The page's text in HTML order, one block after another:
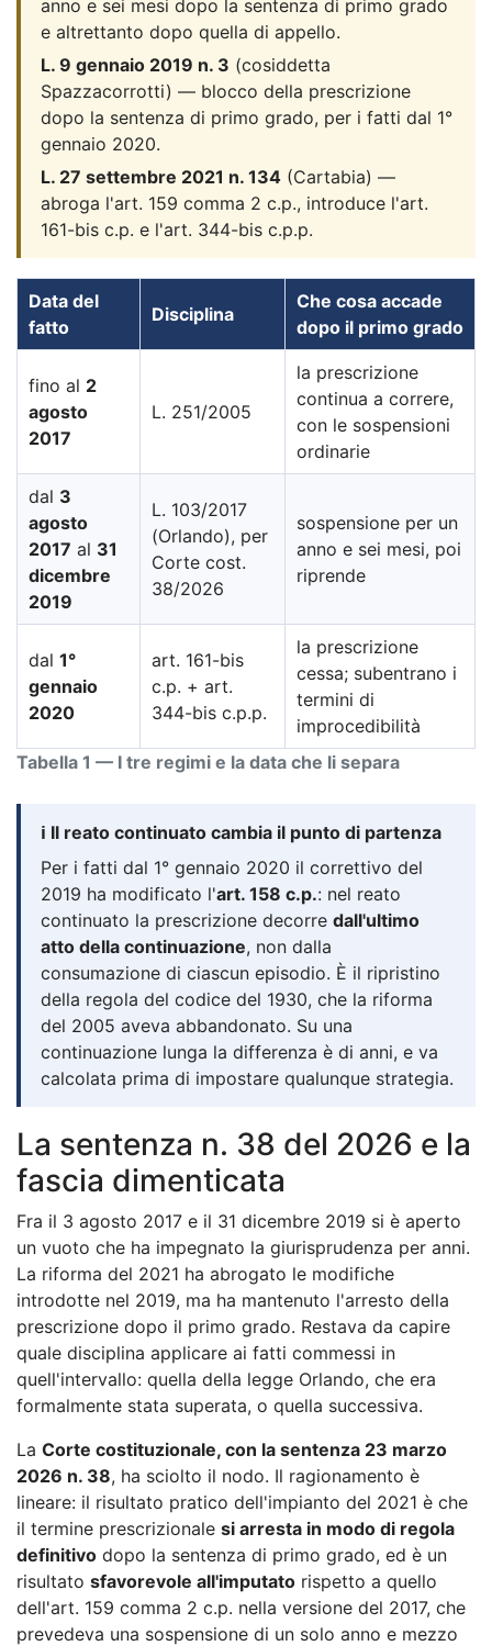
anno e sei mesi dopo la sentenza di primo grado
e altrettanto dopo quella di appello.
L. 9 gennaio 2019 n. 3 (cosiddetta
Spazzacorrotti) — blocco della prescrizione
dopo la sentenza di primo grado, per i fatti dal 1°
gennaio 2020.
L. 27 settembre 2021 n. 134 (Cartabia) —
abroga l'art. 159 comma 2 c.p., introduce l'art.
161-bis c.p. e l'art. 344-bis c.p.p.
Tabella 1 — I tre regimi e la data che li separa
Data del
fatto
Disciplina
Che cosa accade
dopo il primo grado
fino al 2
agosto
2017
L. 251/2005
la prescrizione
continua a correre,
con le sospensioni
ordinarie
dal 3
agosto
2017 al 31
dicembre
2019
L. 103/2017
(Orlando), per
Corte cost.
38/2026
sospensione per un
anno e sei mesi, poi
riprende
dal 1°
gennaio
2020
art. 161-bis
c.p. + art.
344-bis c.p.p.
la prescrizione
cessa; subentrano i
termini di
improcedibilità
ℹ️ Il reato continuato cambia il punto di partenza
Per i fatti dal 1° gennaio 2020 il correttivo del
2019 ha modificato l'art. 158 c.p.: nel reato
continuato la prescrizione decorre dall'ultimo
atto della continuazione, non dalla
consumazione di ciascun episodio. È il ripristino
della regola del codice del 1930, che la riforma
del 2005 aveva abbandonato. Su una
continuazione lunga la differenza è di anni, e va
calcolata prima di impostare qualunque strategia.
La sentenza n. 38 del 2026 e la
fascia dimenticata
Fra il 3 agosto 2017 e il 31 dicembre 2019 si è aperto
un vuoto che ha impegnato la giurisprudenza per anni.
La riforma del 2021 ha abrogato le modifiche
introdotte nel 2019, ma ha mantenuto l'arresto della
prescrizione dopo il primo grado. Restava da capire
quale disciplina applicare ai fatti commessi in
quell'intervallo: quella della legge Orlando, che era
formalmente stata superata, o quella successiva.
La Corte costituzionale, con la sentenza 23 marzo
2026 n. 38, ha sciolto il nodo. Il ragionamento è
lineare: il risultato pratico dell'impianto del 2021 è che
il termine prescrizionale si arresta in modo di regola
definitivo dopo la sentenza di primo grado, ed è un
risultato sfavorevole all'imputato rispetto a quello
dell'art. 159 comma 2 c.p. nella versione del 2017, che
prevedeva una sospensione di un solo anno e mezzo